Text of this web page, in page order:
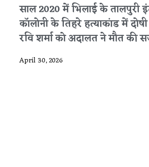
साल 2020 में भिलाई के तालपुरी
कॉलोनी के तिहरे हत्याकांड में
रवि शर्मा को अदालत ने मौत की
April 30, 2026